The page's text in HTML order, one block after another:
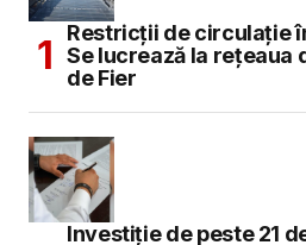
Restricții de circulație
Se lucrează la rețeaua
de Fier
Investiție de peste 21